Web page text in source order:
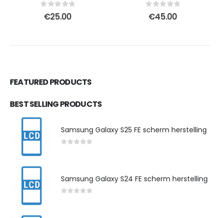
out of 5
€25.00 out of 5
€45.00
FEATURED PRODUCTS
BEST SELLING PRODUCTS
Samsung Galaxy S25 FE scherm herstelling
Samsung Galaxy S24 FE scherm herstelling